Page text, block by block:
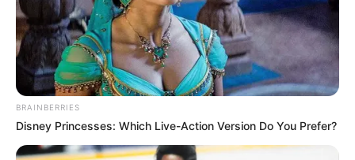
ABOUT THE AUTHOR
BRAINBERRIES
Disney Princesses: Which Live-Action Version Do You Prefer?